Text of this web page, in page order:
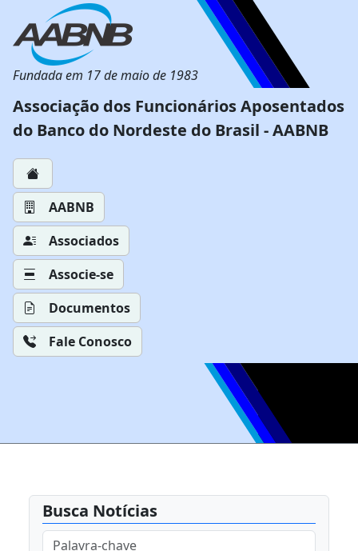
Fundada em 17 de maio de 1983
Associação dos Funcionários Aposentados
do Banco do Nordeste do Brasil - AABNB
AABNB
Associados
Associe-se
Documentos
Fale Conosco
Busca Notícias